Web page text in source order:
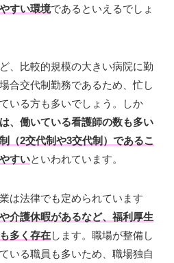
すい環境であるといえるでしょ
、比較的規模の大きい病院に勤
合交代制勤務であるため、忙し
いる方も多いでしょう。しか
、働いている看護師の数も多い
（2交代制や3交代制）であるこ
すいといわれています。
は法律でも定められています
介護休暇があるなど、福利厚生
多く存在します。職場が整備し
いる職員も多いため、職場独自